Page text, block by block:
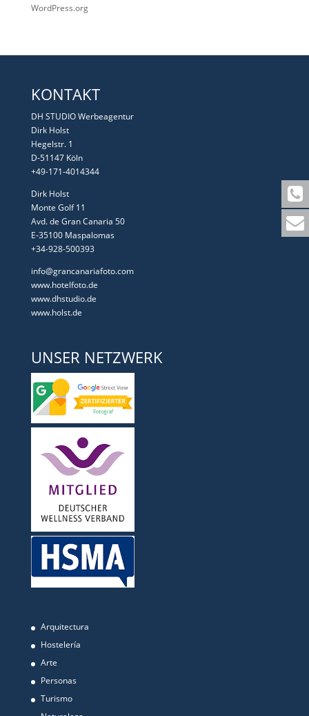
WordPress.org
KONTAKT
DH STUDIO Werbeagentur
Dirk Holst
Hegelstr. 1
D-51147 Köln
+49-171-4014344
Dirk Holst
Monte Golf 11
Avd. de Gran Canaria 50
E-35100 Maspalomas
+34-928-500393
info@grancanariafoto.com
www.hotelfoto.de
www.dhstudio.de
www.holst.de
UNSER NETZWERK
Arquitectura
Hostelería
Arte
Personas
Turismo